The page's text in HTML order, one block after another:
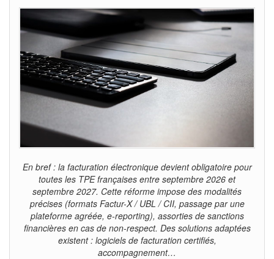
En bref : la facturation électronique devient obligatoire pour
toutes les TPE françaises entre septembre 2026 et
septembre 2027. Cette réforme impose des modalités
précises (formats Factur-X / UBL / CII, passage par une
plateforme agréée, e-reporting), assorties de sanctions
financières en cas de non-respect. Des solutions adaptées
existent : logiciels de facturation certifiés,
accompagnement…